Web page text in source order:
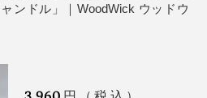
イル
流さないようご注意くださ
発生を防ぐため3〜4時間まで
ンドル」｜WoodWick ウッドウ